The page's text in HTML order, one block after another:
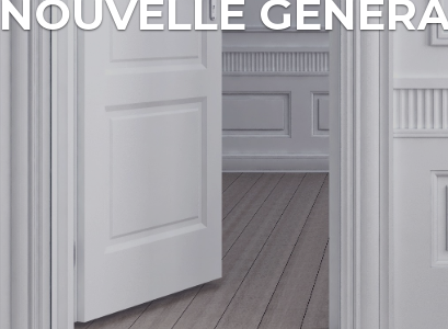
NOUVELLE